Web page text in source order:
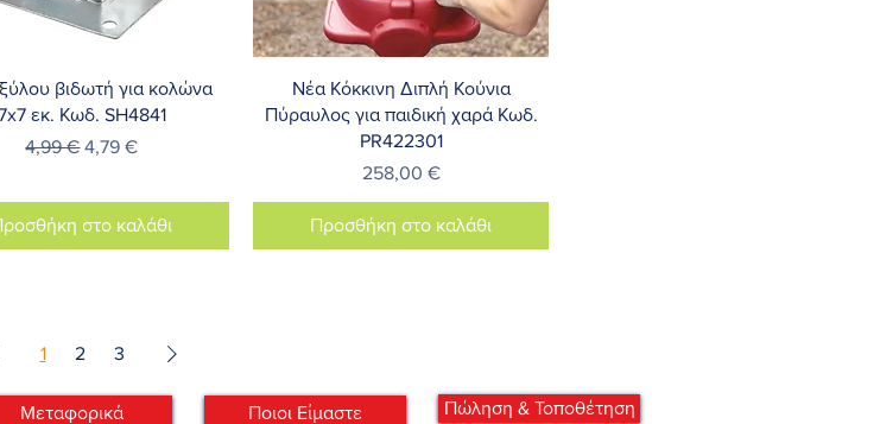
Γρήγορη προβολή
βιδωτή για κολώνα
εκ. Κωδ. SH4841
Κανονική τιμή
4,99 € Τιμή Έκπτωσης
4,79 €
στο καλάθι
Γρήγορη προβολή
Νέα Κόκκινη Διπλή Κούνια
Πύραυλος για παιδική χαρά Κωδ.
PR422301
Τιμή
258,00 €
Προσθήκη στο καλάθι
1 2 3
Μεταφορικά Ποιοι Είμαστε Πώληση & Τοποθέτηση